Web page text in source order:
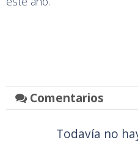
Comentarios
Todavía no